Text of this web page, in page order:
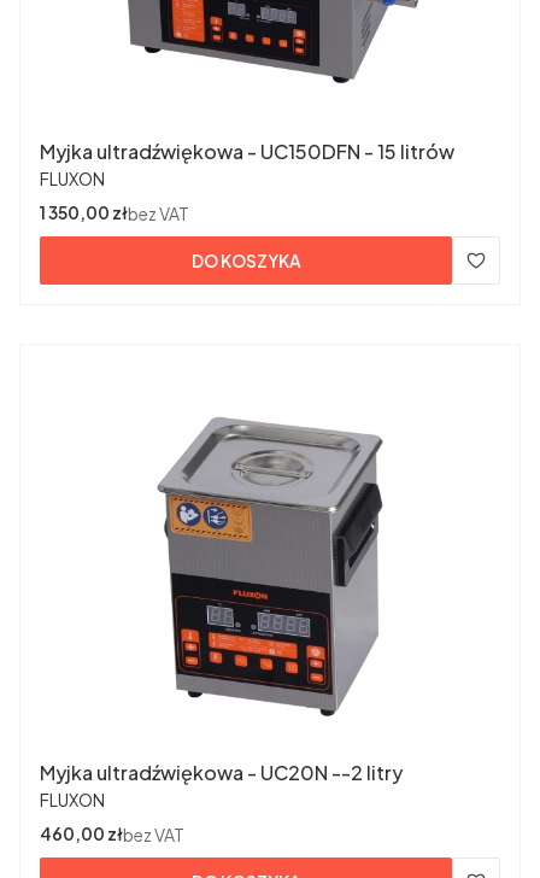
Myjka ultradźwiękowa - UC150DFN - 15 litrów
PRODUCENT
FLUXON
Cena
1 350,00 złbez VAT
DO KOSZYKA
Myjka ultradźwiękowa - UC20N --2 litry
PRODUCENT
FLUXON
Cena
460,00 złbez VAT